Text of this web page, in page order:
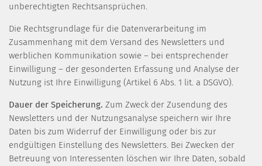
unberechtigten Rechtsansprüchen.
Die Rechtsgrundlage für die Datenverarbeitung im
Zusammenhang mit dem Versand des Newsletters und
werblichen Kommunikation sowie – bei entsprechender
Einwilligung – der gesonderten Erfassung und Analyse der
Nutzung ist Ihre Einwilligung (Artikel 6 Abs. 1 lit. a DSGVO).
Dauer der Speicherung. Zum Zweck der Zusendung des
Newsletters und der Nutzungsanalyse speichern wir Ihre
Daten bis zum Widerruf der Einwilligung oder bis zur
endgültigen Einstellung des Newsletters. Bei Zwecken der
Betreuung von Interessenten löschen wir Ihre Daten, sobald